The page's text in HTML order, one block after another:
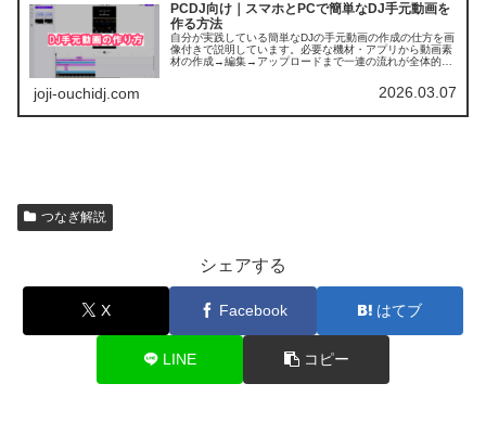
PCDJ向け｜スマホとPCで簡単なDJ手元動画を
作る方法
自分が実践している簡単なDJの手元動画の作成の仕方を画
像付きで説明しています。必要な機材・アプリから動画素
材の作成→編集→アップロードまで一連の流れが全体的に
joji-ouchidj.com 2026.03.07
つなぎ解説
シェアする
X Facebook はてブ
LINE コピー